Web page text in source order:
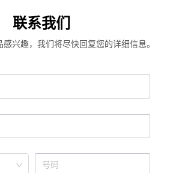
联系我们
兴趣，我们将尽快回复您的详细信息。